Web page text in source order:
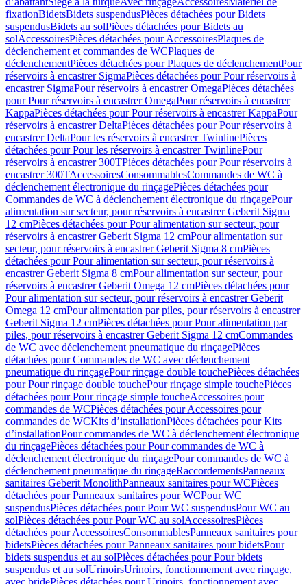
fixationBidetsBidets suspendusPièces détachées pour Bidets
suspendusBidets au solPièces détachées pour Bidets au
solAccessoiresPièces détachées pour AccessoiresPlaques de
déclenchement et commandes de WCPlaques de
déclenchementPièces détachées pour Plaques de déclenchementPour
réservoirs à encastrer SigmaPièces détachées pour Pour réservoirs à
encastrer SigmaPour réservoirs à encastrer OmegaPièces détachées
pour Pour réservoirs à encastrer OmegaPour réservoirs à encastrer
KappaPièces détachées pour Pour réservoirs à encastrer KappaPour
réservoirs à encastrer DeltaPièces détachées pour Pour réservoirs à
encastrer DeltaPour les réservoirs à encastrer TwinlinePièces
détachées pour Pour les réservoirs à encastrer TwinlinePour
réservoirs à encastrer 300TPièces détachées pour Pour réservoirs à
encastrer 300TAccessoiresConsommablesCommandes de WC à
déclenchement électronique du rinçagePièces détachées pour
Commandes de WC à déclenchement électronique du rinçagePour
alimentation sur secteur, pour réservoirs à encastrer Geberit Sigma
12 cmPièces détachées pour Pour alimentation sur secteur, pour
réservoirs à encastrer Geberit Sigma 12 cmPour alimentation sur
secteur, pour réservoirs à encastrer Geberit Sigma 8 cmPièces
détachées pour Pour alimentation sur secteur, pour réservoirs à
encastrer Geberit Sigma 8 cmPour alimentation sur secteur, pour
réservoirs à encastrer Geberit Omega 12 cmPièces détachées pour
Pour alimentation sur secteur, pour réservoirs à encastrer Geberit
Omega 12 cmPour alimentation par piles, pour réservoirs à encastrer
Geberit Sigma 12 cmPièces détachées pour Pour alimentation par
piles, pour réservoirs à encastrer Geberit Sigma 12 cmCommandes
de WC avec déclenchement pneumatique du rinçagePièces
détachées pour Commandes de WC avec déclenchement
pneumatique du rinçagePour rinçage double touchePièces détachées
pour Pour rinçage double touchePour rinçage simple touchePièces
détachées pour Pour rinçage simple toucheAccessoires pour
commandes de WCPièces détachées pour Accessoires pour
commandes de WCKits d’installationPièces détachées pour Kits
d’installationPour commandes de WC à déclenchement électronique
du rinçagePièces détachées pour Pour commandes de WC à
déclenchement électronique du rinçagePour commandes de WC à
déclenchement pneumatique du rinçageRaccordementsPanneaux
sanitaires Geberit MonolithPanneaux sanitaires pour WCPièces
détachées pour Panneaux sanitaires pour WCPour WC
suspendusPièces détachées pour Pour WC suspendusPour WC au
solPièces détachées pour Pour WC au solAccessoiresPièces
détachées pour AccessoiresConsommablesPanneaux sanitaires pour
bidetsPièces détachées pour Panneaux sanitaires pour bidetsPour
bidets suspendus et au solPièces détachées pour Pour bidets
suspendus et au solUrinoirsUrinoirs, fonctionnement avec rinçage,
avec bridePièces détachées pour Urinoirs, fonctionnement avec